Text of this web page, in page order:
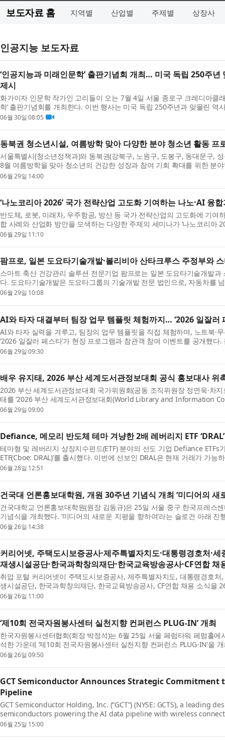
보도자료 홈 지역별 산업별 주제별 상장사
인공지능 보도자료
‘인공지능과 미래인문학’ 출판기념회 개최… 미국 독립 250주년
제시
화가이자 인문학 작가인 고리들이 오는 7월 4일 서울 종로구 크레디아클
학’ 출판기념회를 개최한다. 이번 행사는 미국 독립 250주년과 맞물린 역
문명과 인간의 역할을 모색하는 ...
06월 30일 08:05
동북권 청소년시설, 여름방학 맞아 다양한 분야 청소년 활동 프
서울특별시(청소년정책과)와 동북권(강북구, 노원구, 도봉구, 동대문구,
8월 여름방학을 맞아 청소년의 건강한 성장과 참여 기회 확대를 위한 분
전, 정책 참여, 문화예술, ...
06월 29일 14:00
‘나노코리아 2026’ 국가 전략산업 고도화 기여하는 나노·AI 융
반도체, 로봇, 미래차, 우주항공, 방산 등 국가 전략산업의 고도화에 기여
합 사례와 산업화 방안을 모색하는 다양한 주제의 세미나가 ‘나노코리아
및 융합전시회)’에서 선보인다...
06월 29일 11:10
팜프로, 일본 도요타기술개발·볼리비아 산타크루스 주정부와
스마트 축산 건강관리 솔루션 전문기업 팜프로는 일본 도요타기술개발
다. 도요타기술개발은 도요타그룹의 기술개발 전문 법인으로, 자동차를
장하고 있다. ◇ 도요타기술개발과...
06월 29일 10:08
AI와 타자 대결부터 팀장 업무 템플릿 체험까지… ‘2026 일잘러
AI와 타자 실력을 겨루고, 팀장의 업무 템플릿을 직접 체험하며, 노트북·
‘2026 일잘러 페스타’가 현장 프로그램과 참관객 참여 이벤트를 공개했
러 페스타는 오는 7월 2일...
06월 29일 09:30
배우 유지태, 2026 부산 세계도서관정보대회 공식 홍보대사 위
2026 부산 세계도서관정보대회 국가위원회(공동 조직위원장 정연욱·차
태를 ‘2026 부산 세계도서관정보대회(World Library and Information
대사로 위촉했다고 밝혔다. WLIC는...
06월 29일 09:00
Defiance, 메모리 반도체 테마 겨냥한 2배 레버리지 ETF
테마형 및 레버리지 상장지수펀드(ETF) 분야의 선도 기업 Defiance
ETF(Cboe: DRAL)’를 출시했다. 이번에 선보인 DRAL은 현재 거래가 가
반도체 메모리 산업에 대해 단일...
06월 28일 12:51
건국대 언론홍보대학원, 개원 30주년 기념식 개최 ‘미디어의 새
건국대학교 언론홍보대학원(원장 김동규)은 25일 서울 중구 한국프레스
기념식을 개최했다. ‘미디어의 새로운 지평을 향하여’라는 슬로건 아래
곽진영 교학부총장, 이영범 ...
06월 26일 14:38
커리어넷, 주택도시보증공사·제주특별자치도·대통령경호처·
재생시설공단·한국과학창의재단·한국교육방송공사·CF연합 채
취업 포털 커리어넷이 주택도시보증공사, 제주특별자치도, 대통령경호
생시설공단, 한국과학창의재단, 한국교육방송공사, CF연합 채용 소식을
년도 정규직(신입직, 경영지원직)...
06월 26일 11:00
‘제10회 전국자원봉사센터 실천지향 컨퍼런스 PLUG-IN’ 개최
한국자원봉사센터협회(회장 박정석)는 6월 25일 서울 페럼타워 페럼홀
석한 가운데 ‘제10회 전국자원봉사센터 실천지향 컨퍼런스 PLUG-IN’을
사센터 실천지향 컨퍼런스 PLUG-IN...
06월 26일 09:50
GCT Semiconductor Announces Strategic Commitment
Pipeline
GCT Semiconductor Holding, Inc. (“GCT”) (NYSE: GCTS), a leading
semiconductors powering the AI data pipeline with wireless
strategic focus on enabling the global expansion of...
06월 25일 15:00